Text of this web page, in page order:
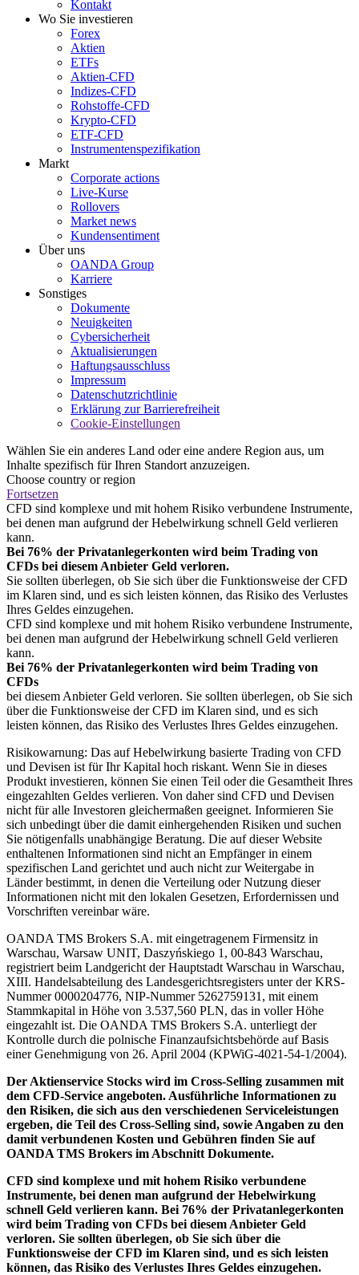
Kontakt
Wo Sie investieren
Forex
Aktien
ETFs
Aktien-CFD
Indizes-CFD
Rohstoffe-CFD
Krypto-CFD
ETF-CFD
Instrumentenspezifikation
Markt
Corporate actions
Live-Kurse
Rollovers
Market news
Kundensentiment
Über uns
OANDA Group
Karriere
Sonstiges
Dokumente
Neuigkeiten
Cybersicherheit
Aktualisierungen
Haftungsausschluss
Impressum
Datenschutzrichtlinie
Erklärung zur Barrierefreiheit
Cookie-Einstellungen
Wählen Sie ein anderes Land oder eine andere Region aus, um
Inhalte spezifisch für Ihren Standort anzuzeigen.
Choose country or region
Fortsetzen
CFD sind komplexe und mit hohem Risiko verbundene Instrumente,
bei denen man aufgrund der Hebelwirkung schnell Geld verlieren
kann.
Bei 76% der Privatanlegerkonten wird beim Trading von
CFDs bei diesem Anbieter Geld verloren.
Sie sollten überlegen, ob Sie sich über die Funktionsweise der CFD
im Klaren sind, und es sich leisten können, das Risiko des Verlustes
Ihres Geldes einzugehen.
CFD sind komplexe und mit hohem Risiko verbundene Instrumente,
bei denen man aufgrund der Hebelwirkung schnell Geld verlieren
kann.
Bei 76% der Privatanlegerkonten wird beim Trading von
CFDs
bei diesem Anbieter Geld verloren. Sie sollten überlegen, ob Sie sich
über die Funktionsweise der CFD im Klaren sind, und es sich
leisten können, das Risiko des Verlustes Ihres Geldes einzugehen.
Risikowarnung: Das auf Hebelwirkung basierte Trading von CFD
und Devisen ist für Ihr Kapital hoch riskant. Wenn Sie in dieses
Produkt investieren, können Sie einen Teil oder die Gesamtheit Ihres
eingezahlten Geldes verlieren. Von daher sind CFD und Devisen
nicht für alle Investoren gleichermaßen geeignet. Informieren Sie
sich unbedingt über die damit einhergehenden Risiken und suchen
Sie nötigenfalls unabhängige Beratung. Die auf dieser Website
enthaltenen Informationen sind nicht an Empfänger in einem
spezifischen Land gerichtet und auch nicht zur Weitergabe in
Länder bestimmt, in denen die Verteilung oder Nutzung dieser
Informationen nicht mit den lokalen Gesetzen, Erfordernissen und
Vorschriften vereinbar wäre.
OANDA TMS Brokers S.A. mit eingetragenem Firmensitz in
Warschau, Warsaw UNIT, Daszyńskiego 1, 00-843 Warschau,
registriert beim Landgericht der Hauptstadt Warschau in Warschau,
XIII. Handelsabteilung des Landesgerichtsregisters unter der KRS-
Nummer 0000204776, NIP-Nummer 5262759131, mit einem
Stammkapital in Höhe von 3.537,560 PLN, das in voller Höhe
eingezahlt ist. Die OANDA TMS Brokers S.A. unterliegt der
Kontrolle durch die polnische Finanzaufsichtsbehörde auf Basis
einer Genehmigung von 26. April 2004 (KPWiG-4021-54-1/2004).
Der Aktienservice Stocks wird im Cross-Selling zusammen mit
dem CFD-Service angeboten. Ausführliche Informationen zu
den Risiken, die sich aus den verschiedenen Serviceleistungen
ergeben, die Teil des Cross-Selling sind, sowie Angaben zu den
damit verbundenen Kosten und Gebühren finden Sie auf
OANDA TMS Brokers im Abschnitt Dokumente.
CFD sind komplexe und mit hohem Risiko verbundene
Instrumente, bei denen man aufgrund der Hebelwirkung
schnell Geld verlieren kann. Bei 76% der Privatanlegerkonten
wird beim Trading von CFDs bei diesem Anbieter Geld
verloren. Sie sollten überlegen, ob Sie sich über die
Funktionsweise der CFD im Klaren sind, und es sich leisten
können, das Risiko des Verlustes Ihres Geldes einzugehen.